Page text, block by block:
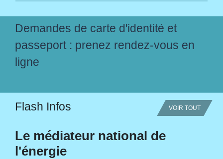
Demandes de carte d'identité et
passeport : prenez rendez-vous en
ligne
Flash Infos VOIR TOUT
Le médiateur national de
l'énergie